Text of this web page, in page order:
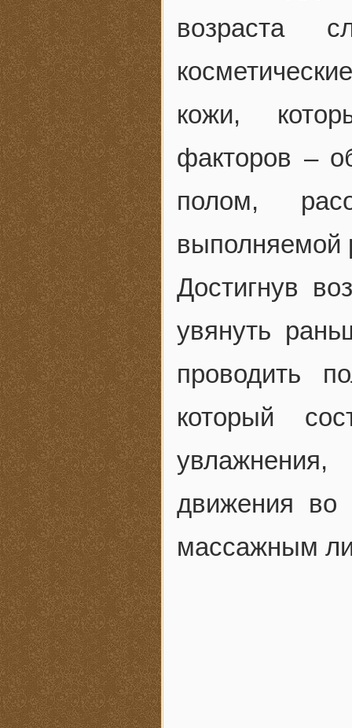
возраста
кожи,
факторов –
полом,
выполняемой
Достигнув
увянуть
проводить
который
движения во
массажным